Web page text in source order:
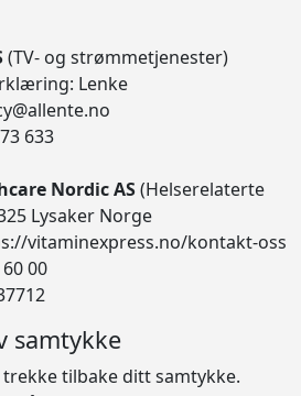
(TV- og strømmetjenester)
Lenke
633
Nordic AS(Helserelaterte
Lysaker Norge
vitaminexpress.no/kontakt-oss
00
samtykke
tilbake ditt samtykke.